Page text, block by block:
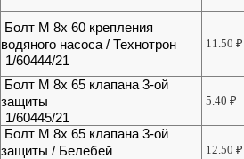
Болт М 8х 60 крепления
водяного насоса / Технотрон
1/60444/21
11.50₽
Болт М 8х 65 клапана 3-ой
защиты
1/60445/21
5.40₽
Болт М 8х 65 клапана 3-ой
защиты / Белебей
12.50₽